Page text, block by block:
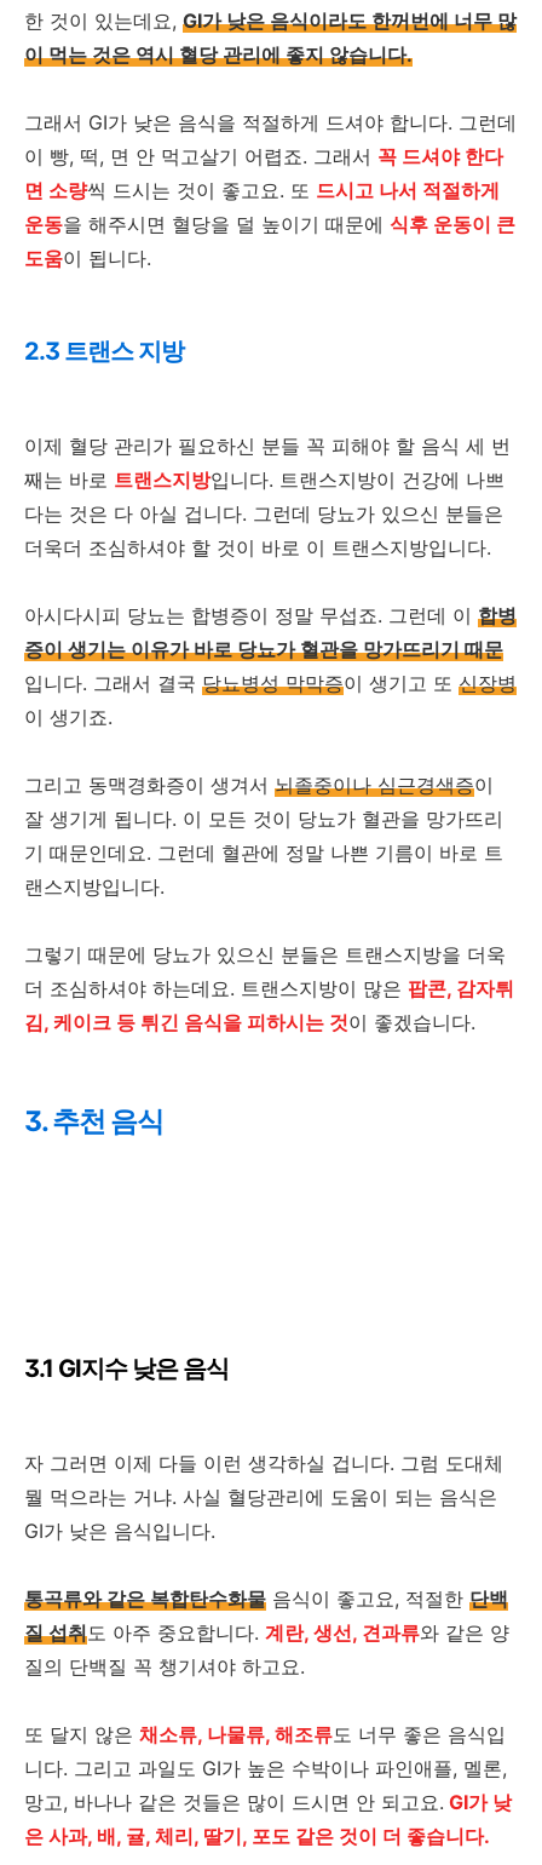
한 것이 있는데요, GI가 낮은 음식이라도 한꺼번에 너무 많
이 먹는 것은 역시 혈당 관리에 좋지 않습니다.
그래서 GI가 낮은 음식을 적절하게 드셔야 합니다. 그런데
이 빵, 떡, 면 안 먹고살기 어렵죠. 그래서 꼭 드셔야 한다
면 소량씩 드시는 것이 좋고요. 또 드시고 나서 적절하게
운동을 해주시면 혈당을 덜 높이기 때문에 식후 운동이 큰
도움이 됩니다.
2.3 트랜스 지방
이제 혈당 관리가 필요하신 분들 꼭 피해야 할 음식 세 번
째는 바로 트랜스지방입니다. 트랜스지방이 건강에 나쁘
다는 것은 다 아실 겁니다. 그런데 당뇨가 있으신 분들은
더욱더 조심하셔야 할 것이 바로 이 트랜스지방입니다.
아시다시피 당뇨는 합병증이 정말 무섭죠. 그런데 이 합병
증이 생기는 이유가 바로 당뇨가 혈관을 망가뜨리기 때문
입니다. 그래서 결국 당뇨병성 막막증이 생기고 또 신장병
이 생기죠.
그리고 동맥경화증이 생겨서 뇌졸중이나 심근경색증이
잘 생기게 됩니다. 이 모든 것이 당뇨가 혈관을 망가뜨리
기 때문인데요. 그런데 혈관에 정말 나쁜 기름이 바로 트
랜스지방입니다.
그렇기 때문에 당뇨가 있으신 분들은 트랜스지방을 더욱
더 조심하셔야 하는데요. 트랜스지방이 많은 팝콘, 감자튀
김, 케이크 등 튀긴 음식을 피하시는 것이 좋겠습니다.
3. 추천 음식
3.1 GI지수 낮은 음식
자 그러면 이제 다들 이런 생각하실 겁니다. 그럼 도대체
뭘 먹으라는 거냐. 사실 혈당관리에 도움이 되는 음식은
GI가 낮은 음식입니다.
통곡류와 같은 복합탄수화물 음식이 좋고요, 적절한 단백
질 섭취도 아주 중요합니다. 계란, 생선, 견과류와 같은 양
질의 단백질 꼭 챙기셔야 하고요.
또 달지 않은 채소류, 나물류, 해조류도 너무 좋은 음식입
니다. 그리고 과일도 GI가 높은 수박이나 파인애플, 멜론,
망고, 바나나 같은 것들은 많이 드시면 안 되고요. GI가 낮
은 사과, 배, 귤, 체리, 딸기, 포도 같은 것이 더 좋습니다.